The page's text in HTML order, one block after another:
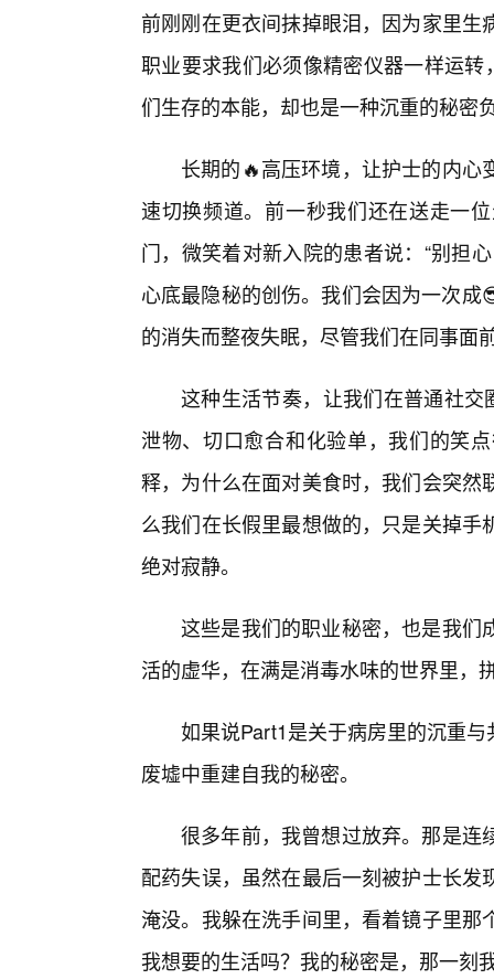
前刚刚在更衣间抹掉眼泪，因为家里
职业要求我们必须像精密仪器一样运
们生存的本能，却也是一种沉重的秘密
长期的🔥高压环境，让护士的内
速切换频道。前一秒我们还在送走一
门，微笑着对新入院的患者说：“别担
心底最隐秘的创伤。我们会因为一次
的消失而整夜失眠，尽管我们在同事面
这种生活节奏，让我们在普通社交
泄物、切口愈合和化验单，我们的笑
释，为什么在面对美食时，我们会突
么我们在长假里最想做的，只是关掉
绝对寂静。
这些是我们的职业秘密，也是我们
活的虚华，在满是消毒水味的世界里，
如果说Part1是关于病房里的沉重
废墟中重建自我的秘密。
很多年前，我曾想过放弃。那是连
配药失误，虽然在最后一刻被护士长
淹没。我躲在洗手间里，看着镜子里
我想要的生活吗？我的秘密是，那一刻